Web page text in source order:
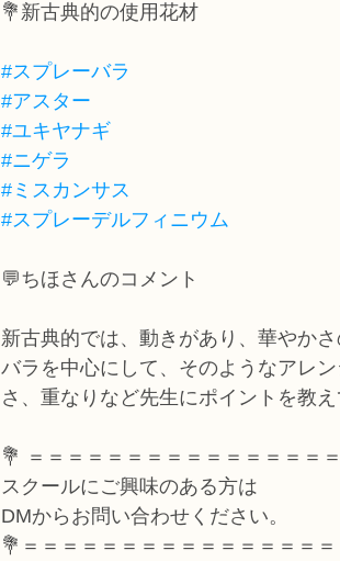
💐新古典的の使用花材
#スプレーバラ
#アスター
#ユキヤナギ
#ニゲラ
#ミスカンサス
#スプレーデルフィニウム
💬ちほさんのコメント
新古典的では、動きがあり、華やかさ
バラを中心にして、そのようなアレ
さ、重なりなど先生にポイントを教え
💐 ＝＝＝＝＝＝＝＝＝＝＝＝＝＝＝
スクールにご興味のある方は
DMからお問い合わせください。
💐＝＝＝＝＝＝＝＝＝＝＝＝＝＝＝